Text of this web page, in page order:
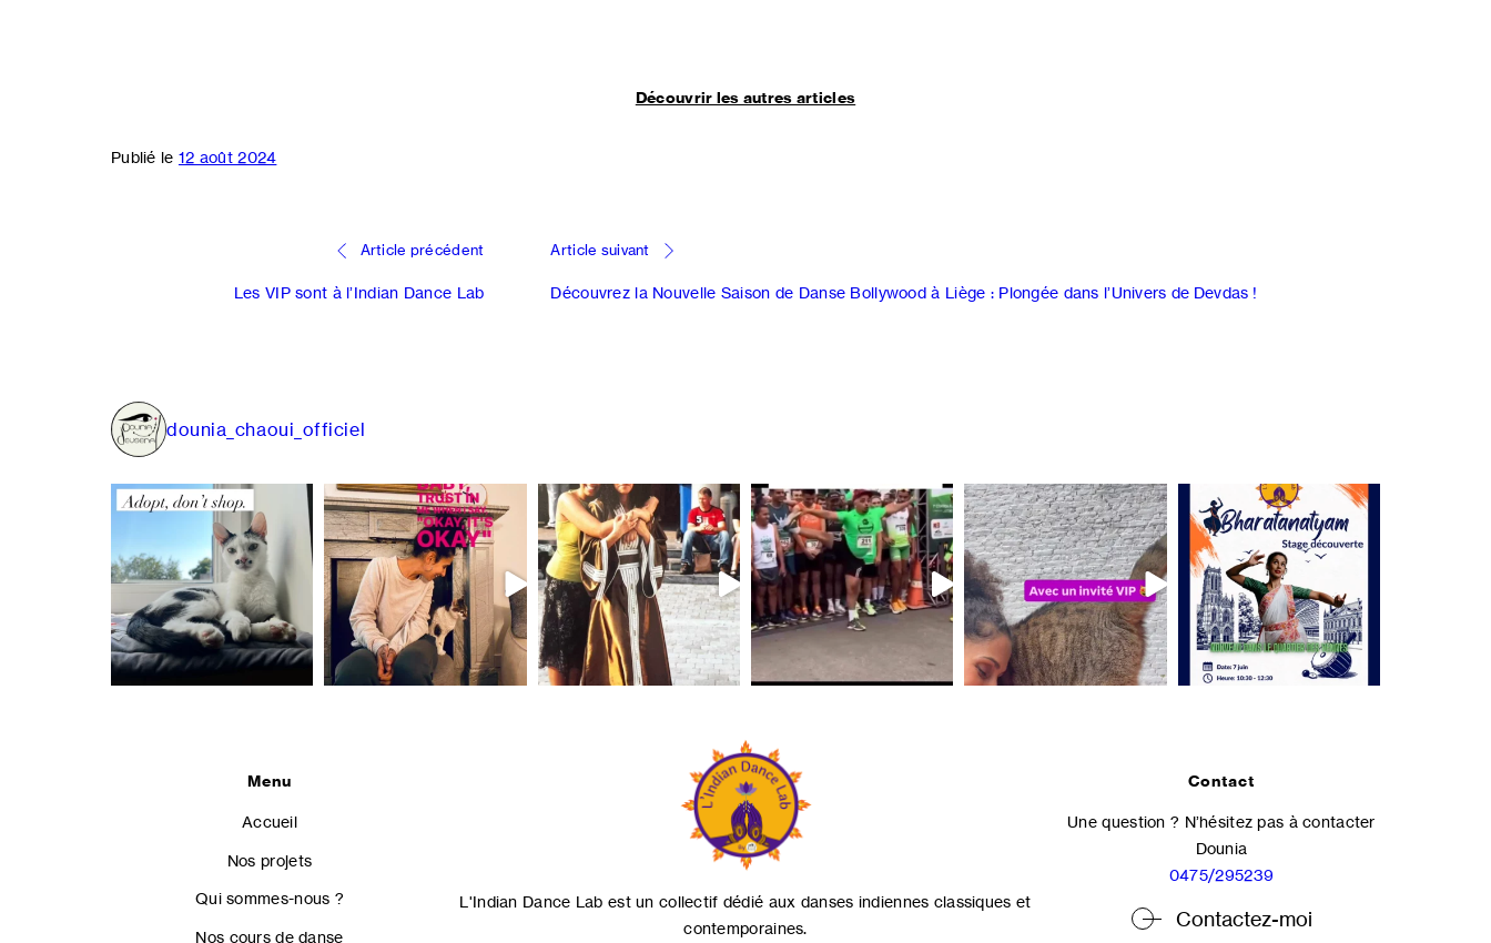
Découvrir les autres articles
Publié le 12 août 2024
NavigationArticle précédent
Les VIP sont à l’Indian Dance Lab
Article suivant
Découvrez la Nouvelle Saison de Danse Bollywood à Liège : Plongée dans l’Univers de Devdas !
dounia_chaoui_officiel
Menu
Accueil
Nos projets
Qui sommes-nous ?
Nos cours de danse
L'Indian Dance Lab est un collectif dédié aux danses indiennes classiques et
contemporaines.
Contact
Une question ? N’hésitez pas à contacter
Dounia
0475/295239
Contactez-moi